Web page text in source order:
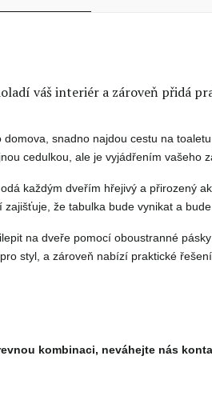
váš interiér a zároveň přidá
snadno najdou cestu na
cedulkou, ale je vyjádřením vašeho
každým dveřím hřejivý a přirozený
že tabulka bude vynikat a
na dveře pomocí oboustranné
styl, a zároveň nabízí praktické
kombinaci, neváhejte nás